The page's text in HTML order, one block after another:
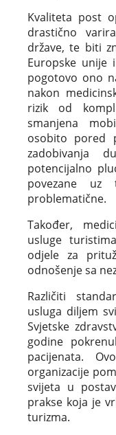
Kvaliteta post
drastično
države, te biti
Europske unije
pogotovo ono
nakon
rizik od
smanjena
osobito pored
zadobivanja
potencijalno
povezane uz
problematične.
Također,
usluge
odjele za
odnošenje sa
Različiti
usluga diljem
Svjetske
godine
pacijenata.
organizacije
svijeta u
prakse koja je
turizma.